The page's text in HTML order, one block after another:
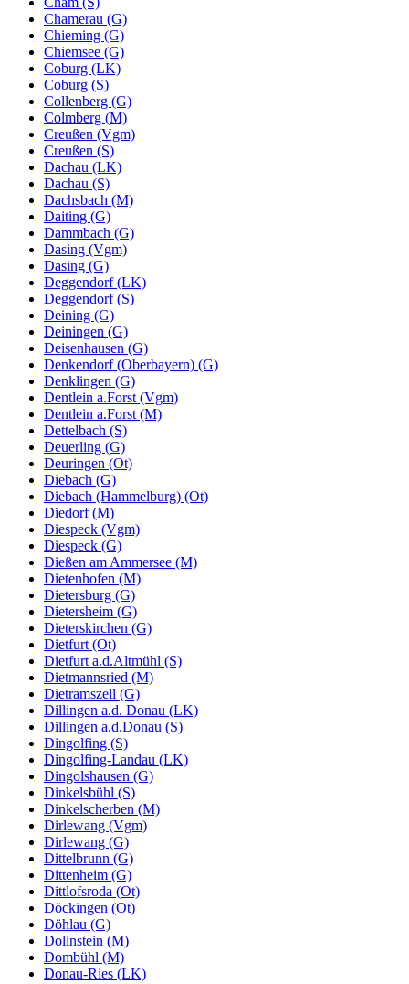
Chamerau (G)
Chieming (G)
Chiemsee (G)
Coburg (LK)
Coburg (S)
Collenberg (G)
Colmberg (M)
Creußen (Vgm)
Creußen (S)
Dachau (LK)
Dachau (S)
Dachsbach (M)
Daiting (G)
Dammbach (G)
Dasing (Vgm)
Dasing (G)
Deggendorf (LK)
Deggendorf (S)
Deining (G)
Deiningen (G)
Deisenhausen (G)
Denkendorf (Oberbayern) (G)
Denklingen (G)
Dentlein a.Forst (Vgm)
Dentlein a.Forst (M)
Dettelbach (S)
Deuerling (G)
Deuringen (Ot)
Diebach (G)
Diebach (Hammelburg) (Ot)
Diedorf (M)
Diespeck (Vgm)
Diespeck (G)
Dießen am Ammersee (M)
Dietenhofen (M)
Dietersburg (G)
Dietersheim (G)
Dieterskirchen (G)
Dietfurt (Ot)
Dietfurt a.d.Altmühl (S)
Dietmannsried (M)
Dietramszell (G)
Dillingen a.d. Donau (LK)
Dillingen a.d.Donau (S)
Dingolfing (S)
Dingolfing-Landau (LK)
Dingolshausen (G)
Dinkelsbühl (S)
Dinkelscherben (M)
Dirlewang (Vgm)
Dirlewang (G)
Dittelbrunn (G)
Dittenheim (G)
Dittlofsroda (Ot)
Döckingen (Ot)
Döhlau (G)
Dollnstein (M)
Dombühl (M)
Donau-Ries (LK)